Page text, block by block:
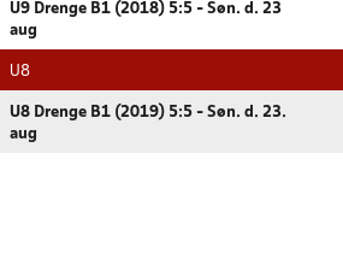
U9 Drenge B1 (2018) 5:5 - Søn. d. 23
aug
U8
U8 Drenge B1 (2019) 5:5 - Søn. d. 23.
aug